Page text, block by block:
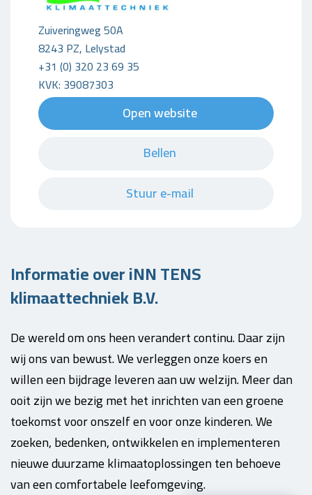
Zuiveringweg 50A
8243 PZ, Lelystad
+31 (0) 320 23 69 35
KVK: 39087303
Open website
Bellen
Stuur e-mail
Informatie over iNN TENS
klimaattechniek B.V.
De wereld om ons heen verandert continu. Daar zijn
wij ons van bewust. We verleggen onze koers en
willen een bijdrage leveren aan uw welzijn. Meer dan
ooit zijn we bezig met het inrichten van een groene
toekomst voor onszelf en voor onze kinderen. We
zoeken, bedenken, ontwikkelen en implementeren
nieuwe duurzame klimaatoplossingen ten behoeve
van een comfortabele leefomgeving.